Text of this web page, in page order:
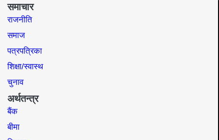
समाचार
राजनीति
समाज​
पत्रपत्रिका
शिक्षा/स्वास्थ
चुनाव
अर्थतन्त्र
बैंक
बीमा